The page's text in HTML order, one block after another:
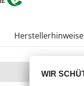
Herstellerhinweise